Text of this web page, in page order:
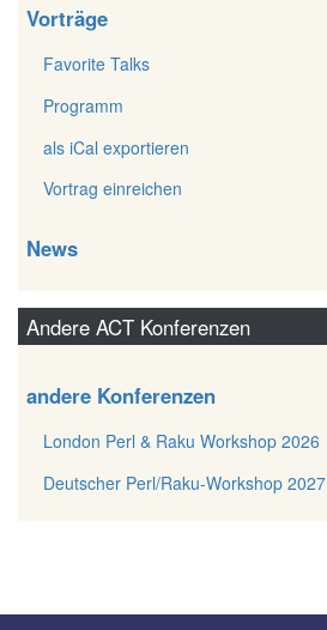
Vorträge
Favorite Talks
Programm
als iCal exportieren
Vortrag einreichen
News
Andere ACT Konferenzen
andere Konferenzen
London Perl & Raku Workshop 2026
Deutscher Perl/Raku-Workshop 2027